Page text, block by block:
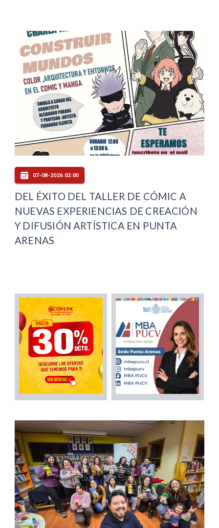
07-08-2026 02:00
DEL ÉXITO DEL TALLER DE CÓMIC A
NUEVAS EXPERIENCIAS DE CREACIÓN
Y DIFUSIÓN ARTÍSTICA EN PUNTA
ARENAS